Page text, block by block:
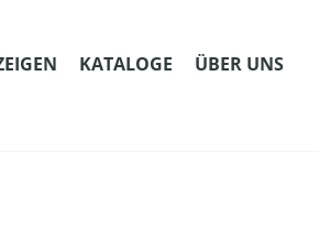
KATALOGE ÜBER UNS